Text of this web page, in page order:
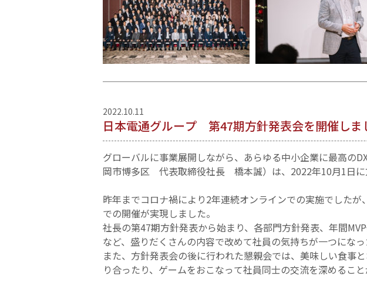
2022.10.11
日本電通グループ 第47期方針発表会を開催しま
グローバルに事業展開しながら、あらゆる中小企業に最高の
岡市博多区 代表取締役社長 橋本誠）は、2022年10月1日に
昨年までコロナ禍により2年連続オンラインでの実施でした
での開催が実現しました。
社長の第47期方針発表から始まり、各部門方針発表、年間
など、盛りだくさんの内容で改めて社員の気持ちが一つになっ
また、方針発表会の後に行われた懇親会では、美味しい食事
り合ったり、ゲームをおこなって社員同士の交流を深めること